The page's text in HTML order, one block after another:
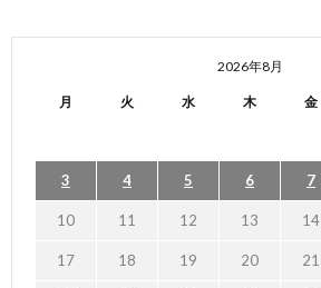
2026年8月
月 火 水 木 金
3 4 5 6 7
10 11 12 13 14
17 18 19 20 21